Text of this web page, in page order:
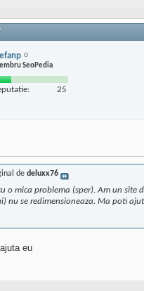
SeoPedia
25
de deluxx76
o mica problema (sper). Am un
nu se redimensioneaza. Ma poti
eu